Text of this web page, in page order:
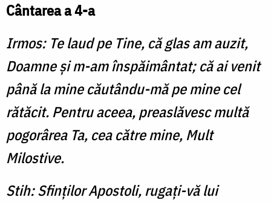
Cântarea a 4-a
Irmos: Te laud pe Tine, că glas am auzit,
Doamne şi m-am înspăimântat; că ai venit
până la mine căutându-mă pe mine cel
rătăcit. Pentru aceea, preaslăvesc multă
pogorârea Ta, cea către mine, Mult
Milostive.
Stih: Sfinţilor Apostoli, rugaţi-vă lui